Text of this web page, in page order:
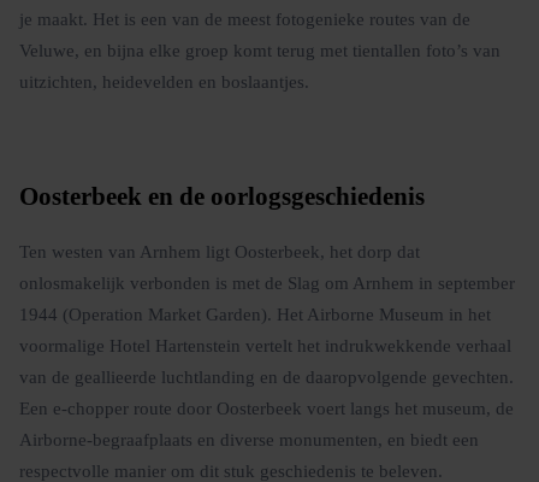
je maakt. Het is een van de meest fotogenieke routes van de
Veluwe, en bijna elke groep komt terug met tientallen foto’s van
uitzichten, heidevelden en boslaantjes.
Oosterbeek en de oorlogsgeschiedenis
Ten westen van Arnhem ligt Oosterbeek, het dorp dat
onlosmakelijk verbonden is met de Slag om Arnhem in september
1944 (Operation Market Garden). Het Airborne Museum in het
voormalige Hotel Hartenstein vertelt het indrukwekkende verhaal
van de geallieerde luchtlanding en de daaropvolgende gevechten.
Een e-chopper route door Oosterbeek voert langs het museum, de
Airborne-begraafplaats en diverse monumenten, en biedt een
respectvolle manier om dit stuk geschiedenis te beleven.